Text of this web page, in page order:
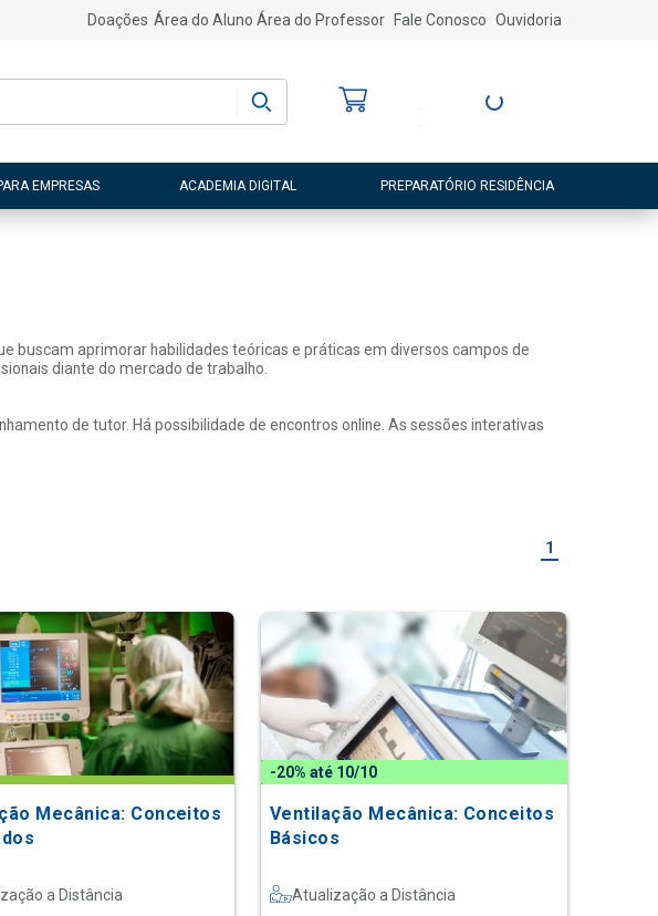
Doações Área do Aluno Área do Professor Fale Conosco Ouvidoria
Entre ou Cadastre-
EMPRESAS ACADEMIA DIGITAL PREPARATÓRIO RESIDÊNCIA
buscam aprimorar habilidades teóricas e práticas em diversos campos de
diante do mercado de trabalho.
de tutor. Há possibilidade de encontros online. As sessões interativas
1
Mecânica: Conceitos
a Distância
-20% até 10/10
Ventilação Mecânica: Conceitos
Básicos
Atualização a Distância